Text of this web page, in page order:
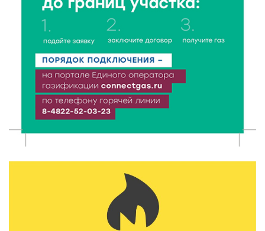
8 Авг 2026 11:37 384
От теории до практики: в детских лагерях Тверской
8 Авг 2026 10:37 360
Арбуз без риска: на что обратить внимание при
покупке — советы Роскачества
8 Авг 2026 10:21 687
для жителей Верхневолжья
«Эстафету чемпионов» провели на площади
Оленинского Дома культуры